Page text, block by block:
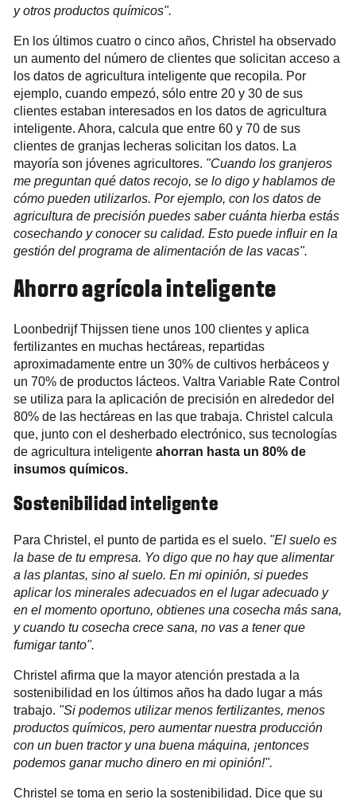
y otros productos químicos".
En los últimos cuatro o cinco años, Christel ha observado
un aumento del número de clientes que solicitan acceso a
los datos de agricultura inteligente que recopila. Por
ejemplo, cuando empezó, sólo entre 20 y 30 de sus
clientes estaban interesados en los datos de agricultura
inteligente. Ahora, calcula que entre 60 y 70 de sus
clientes de granjas lecheras solicitan los datos. La
mayoría son jóvenes agricultores. "Cuando los granjeros
me preguntan qué datos recojo, se lo digo y hablamos de
cómo pueden utilizarlos. Por ejemplo, con los datos de
agricultura de precisión puedes saber cuánta hierba estás
cosechando y conocer su calidad. Esto puede influir en la
gestión del programa de alimentación de las vacas".
Ahorro agrícola inteligente
Loonbedrijf Thijssen tiene unos 100 clientes y aplica
fertilizantes en muchas hectáreas, repartidas
aproximadamente entre un 30% de cultivos herbáceos y
un 70% de productos lácteos. Valtra Variable Rate Control
se utiliza para la aplicación de precisión en alrededor del
80% de las hectáreas en las que trabaja. Christel calcula
que, junto con el desherbado electrónico, sus tecnologías
de agricultura inteligente ahorran hasta un 80% de
insumos químicos.
Sostenibilidad inteligente
Para Christel, el punto de partida es el suelo. "El suelo es
la base de tu empresa. Yo digo que no hay que alimentar
a las plantas, sino al suelo. En mi opinión, si puedes
aplicar los minerales adecuados en el lugar adecuado y
en el momento oportuno, obtienes una cosecha más sana,
y cuando tu cosecha crece sana, no vas a tener que
fumigar tanto".
Christel afirma que la mayor atención prestada a la
sostenibilidad en los últimos años ha dado lugar a más
trabajo. "Si podemos utilizar menos fertilizantes, menos
productos químicos, pero aumentar nuestra producción
con un buen tractor y una buena máquina, ¡entonces
podemos ganar mucho dinero en mi opinión!".
Christel se toma en serio la sostenibilidad. Dice que su